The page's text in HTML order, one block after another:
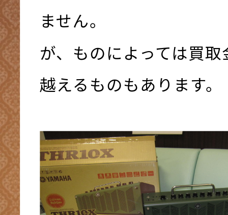
ません。
が、ものによっては買
越えるものもあります。